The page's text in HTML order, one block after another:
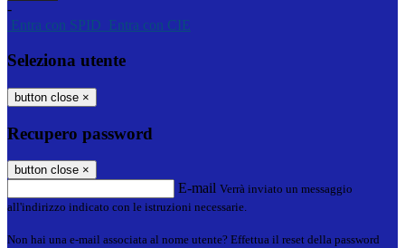
-
Entra con SPID Entra con CIE
Seleziona utente
button close ×
Recupero password
button close ×
E-mail Verrà inviato un messaggio
all'indirizzo indicato con le istruzioni necessarie.
Non hai una e-mail associata al nome utente? Effettua il reset della password